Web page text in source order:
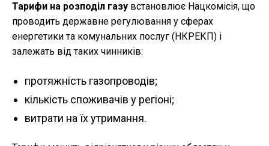
Тарифи на розподіл газу встановлює Нацкомісія, що
проводить державне регулювання у сферах
енергетики та комунальних послуг (НКРЕКП) і
залежать від таких чинників:
протяжність газопроводів;
кількість споживачів у регіоні;
витрати на їх утримання.